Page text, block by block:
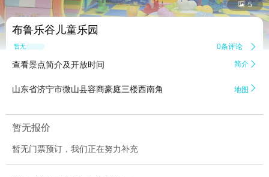
 5
布鲁乐谷儿童乐园
暂无点评 0条评论 
查看景点简介及开放时间 简介 
山东省济宁市微山县容商豪庭三楼西南角 地图 
暂无报价
暂无门票预订，我们正在努力补充